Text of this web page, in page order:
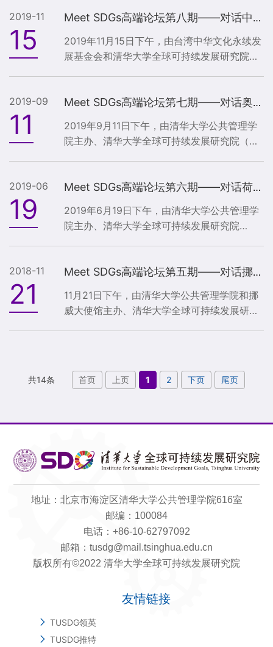
学...
负排放技术发展和太阳辐射干预的治理”在清华
世界贸易组织前总干事、气候过冲委员会主席
帕斯卡尔·拉米主讲，清华大学全球可持续发展
研究院院长、清华大学苏世民书院院长薛澜教
2019-11
15
Meet SDGs高端论坛第八期——对话中华文化永续发展基金会董事长刘兆玄
2019年11月15日下午，由台湾中华文化永续发
展基金会和清华大学全球可持续发展研究院
展” 在清华大学公共管理学院一层报告厅成功
湾“行政院”前院长，台湾清华大学前校长刘兆
玄发表题为《以中华文化为核心思维的可持续
发展指标体系》主旨演讲。清华大学国情研究
钢，...
2019-09
11
Meet SDGs高端论坛第七期——对话奥地利前总统海因茨·菲舍尔
2019年9月11日下午，由清华大学公共管理学
院主办、清华大学全球可持续发展研究院（简
厅成功举行。清华SDG研究院全球顾问委员、
（Heinz Fischer）博士发表发表题为“中国、
欧洲与联合国可持续发展目标”(China, Europe
and the SDGs)的主题演讲。清华大学公共管
2019-06
19
Meet SDGs高端论坛第六期——对话荷兰皇家帝斯曼集团首席执行官谢白曼
2019年6月19日下午，由清华大学公共管理学
院主办、清华大学全球可持续发展研究院
皇家帝斯曼集团(Royal DSM)首席执行官谢白
化世界中的可持续领导》。清华大学公共管理
学院副院长、TUSDG执行院长朱旭峰教授主持
本次论坛，TUSDG联席院长、联合国前副秘书
2018-11
21
Meet SDGs高端论坛第五期——对话挪威国际发展部部长尼古拉·阿斯楚普
11月21日下午，由清华大学公共管理学院和挪
威大使馆主办、清华大学全球可持续发展研究
长尼古拉·阿斯楚普(Nikolai Astrup)，联合国
前副秘书长、清华大学兼职教授、清华SDG研
共14条 首页 上页 1 2 下页 尾页
地址：北京市海淀区清华大学公共管理学院616室
邮编：100084
电话：+86-10-62797092
邮箱：tusdg@mail.tsinghua.edu.cn
版权所有©2022 清华大学全球可持续发展研究院
友情链接
TUSDG领英
TUSDG推特